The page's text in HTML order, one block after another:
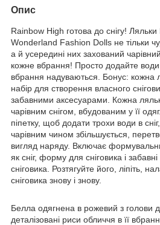
Опис
Rainbow High готова до снігу!
Wonderland Fashion Dolls не тільки
а й усередині них захований
кожне вбрання! Просто додайте води
вбрання надуваються. Бонус: кожна
набір для створення власного
забавними аксесуарами. Кожна
чарівним снігом, вбудованим у її
піпетку, щоб додати трохи води в сніг,
чарівним чином збільшується,
вигляд наряду. Включає
як сніг, форму для сніговика і
сніговика. Розтягуйте його, ліпіть,
сніговика знову і знову.
Белла одягнена в рожевий з голови до
деталізовані риси обличчя в її